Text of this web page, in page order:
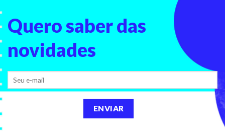
Quero saberdas
novidades